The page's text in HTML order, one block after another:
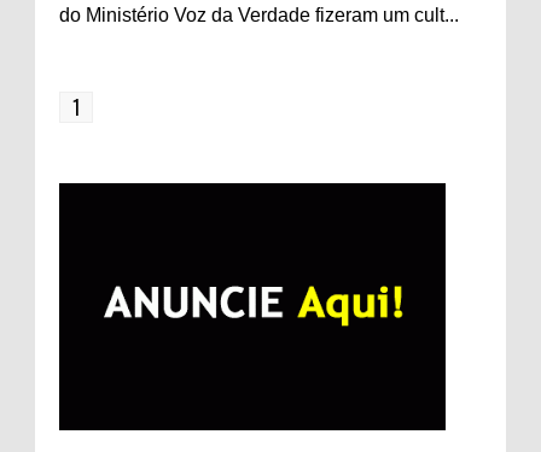
do Ministério Voz da Verdade fizeram um cult...
1